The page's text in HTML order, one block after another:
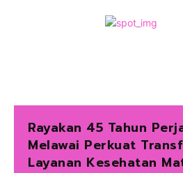
Rayakan 45 Tahun
Melawai Perkuat
Layanan Kesehatan